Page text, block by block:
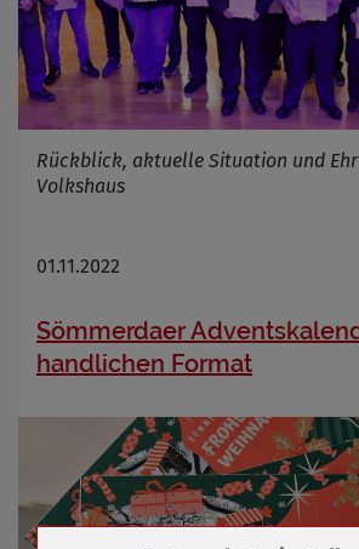
Rückblick, aktuelle Situation und
Volkshaus
01.11.2022
Sömmerdaer
handlichen Format